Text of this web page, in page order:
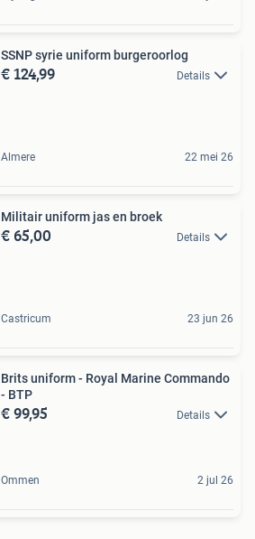
SSNP syrie uniform burgeroorlog
€ 124,99 Details
Almere 22 mei 26
Militair uniform jas en broek
€ 65,00 Details
Castricum 23 jun 26
Brits uniform - Royal Marine Commando
- BTP
€ 99,95 Details
Ommen 2 jul 26